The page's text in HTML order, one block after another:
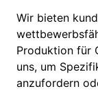
Wir bieten
Produktion für
uns, um
anzufordern